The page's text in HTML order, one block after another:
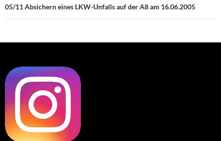
05/11 Absichern eines LKW-Unfalls auf der A8 am 16.06.2005